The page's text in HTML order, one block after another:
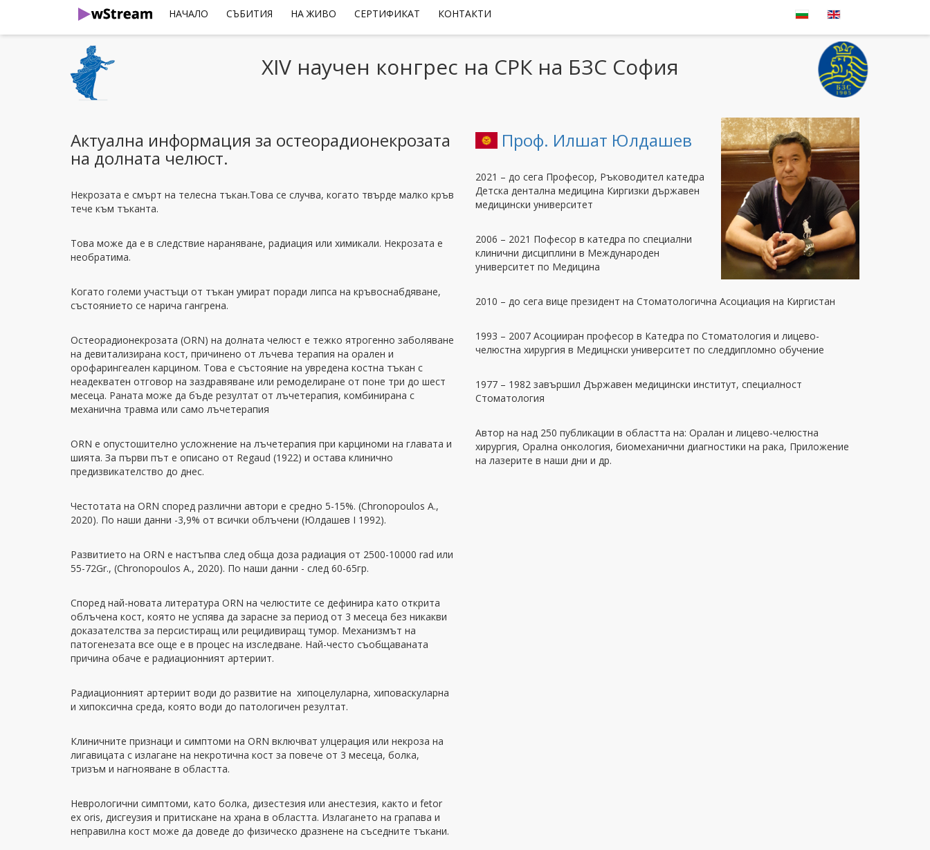
НАЧАЛО СЪБИТИЯ НА ЖИВО СЕРТИФИКАТ КОНТАКТИ
XIV научен конгрес на СРК на БЗС София
Актуална информация за остеорадионекрозата
на долната челюст.
Некрозата е смърт на телесна тъкан.Това се случва, когато твърде малко кръв
тече към тъканта.
Това може да е в следствие нараняване, радиация или химикали. Некрозата е
необратима.
Когато големи участъци от тъкан умират поради липса на кръвоснабдяване,
състоянието се нарича гангрена.
Остеорадионекрозата (ORN) на долната челюст е тежко ятрогенно заболяване
на девитализирана кост, причинено от лъчева терапия на орален и
орофарингеален карцином. Това е състояние на увредена костна тъкан с
неадекватен отговор на заздравяване или ремоделиране от поне три до шест
месеца. Раната може да бъде резултат от лъчетерапия, комбинирана с
механична травма или само лъчетерапия
ORN е опустошително усложнение на лъчетерапия при карциноми на главата и
шията. За първи път е описано от Regaud (1922) и остава клинично
предизвикателство до днес.
Честотата на ORN според различни автори е средно 5-15%. (Chronopoulos A.,
2020). По наши данни -3,9% от всички облъчени (Юлдашев I 1992).
Развитието на ORN е настъпва след обща доза радиация от 2500-10000 rad или
55-72Gr., (Chronopoulos A., 2020). По наши данни - след 60-65гр.
Според най-новата литература ORN на челюстите се дефинира като открита
облъчена кост, която не успява да зарасне за период от 3 месеца без никакви
доказателства за персистиращ или рецидивиращ тумор. Механизмът на
патогенезата все още е в процес на изследване. Най-често съобщаваната
причина обаче е радиационният артериит.
Радиационният артериит води до развитие на хипоцелуларна, хиповаскуларна
и хипоксична среда, която води до патологичен резултат.
Клиничните признаци и симптоми на ORN включват улцерация или некроза на
лигавицата с излагане на некротична кост за повече от 3 месеца, болка,
тризъм и нагнояване в областта.
Неврологични симптоми, като болка, дизестезия или анестезия, както и fetor
ex oris, дисгеузия и притискане на храна в областта. Излагането на грапава и
неправилна кост може да доведе до физическо дразнене на съседните тъкани.
Проф. Илшат Юлдашев
2021 – до сега Професор, Ръководител катедра
Детска дентална медицина Киргизки държавен
медицински университет
2006 – 2021 Пофесор в катедра по специални
клинични дисциплини в Международен
университет по Медицина
2010 – до сега вице президент на Стоматологична Асоциация на Киргистан
1993 – 2007 Асоцииран професор в Катедра по Стоматология и лицево-
челюстна хирургия в Медицнски университет по следдипломно обучение
1977 – 1982 завършил Държавен медицински институт, специалност
Стоматология
Автор на над 250 публикации в областта на: Оралан и лицево-челюстна
хирургия, Орална онкология, биомеханични диагностики на рака, Приложение
на лазерите в наши дни и др.